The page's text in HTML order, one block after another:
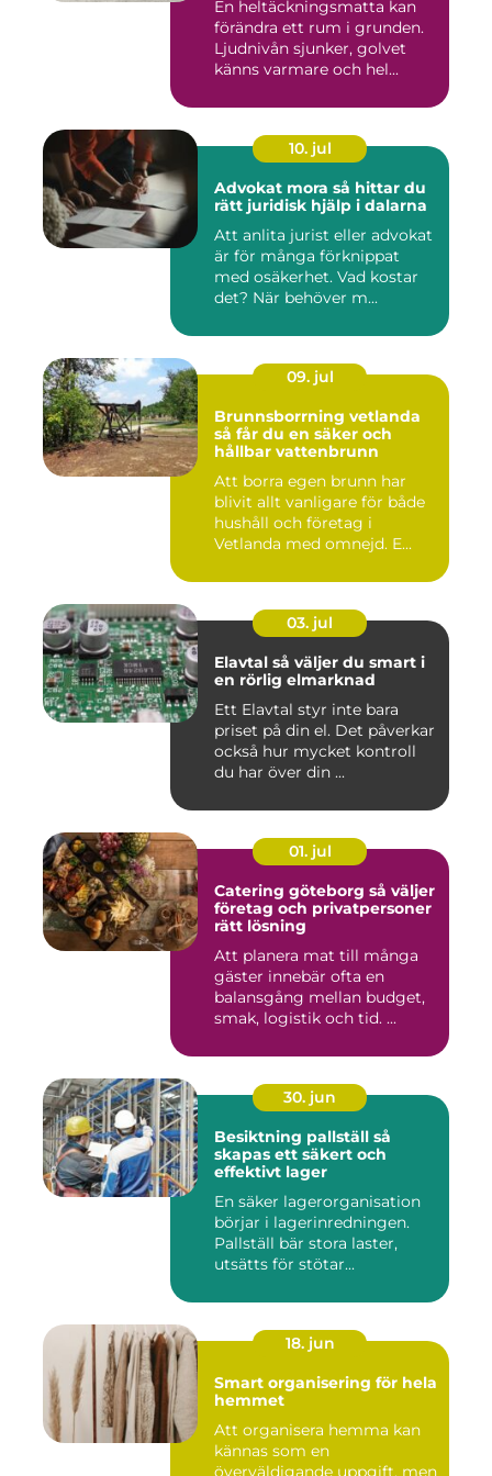
En heltäckningsmatta kan
förändra ett rum i grunden.
Ljudnivån sjunker, golvet
känns varmare och hel...
10. jul
Advokat mora så hittar du
rätt juridisk hjälp i dalarna
Att anlita jurist eller advokat
är för många förknippat
med osäkerhet. Vad kostar
det? När behöver m...
09. jul
Brunnsborrning vetlanda
så får du en säker och
hållbar vattenbrunn
Att borra egen brunn har
blivit allt vanligare för både
hushåll och företag i
Vetlanda med omnejd. E...
03. jul
Elavtal så väljer du smart i
en rörlig elmarknad
Ett Elavtal styr inte bara
priset på din el. Det påverkar
också hur mycket kontroll
du har över din ...
01. jul
Catering göteborg så väljer
företag och privatpersoner
rätt lösning
Att planera mat till många
gäster innebär ofta en
balansgång mellan budget,
smak, logistik och tid. ...
30. jun
Besiktning pallställ så
skapas ett säkert och
effektivt lager
En säker lagerorganisation
börjar i lagerinredningen.
Pallställ bär stora laster,
utsätts för stötar...
18. jun
Smart organisering för hela
hemmet
Att organisera hemma kan
kännas som en
överväldigande uppgift, men